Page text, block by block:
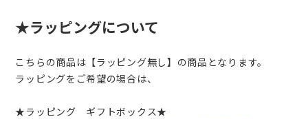
★ラッピングについて
こちらの商品は【ラッピング無し】の商品となります。
ラッピングをご希望の場合は、
★ラッピング ギフトボックス★